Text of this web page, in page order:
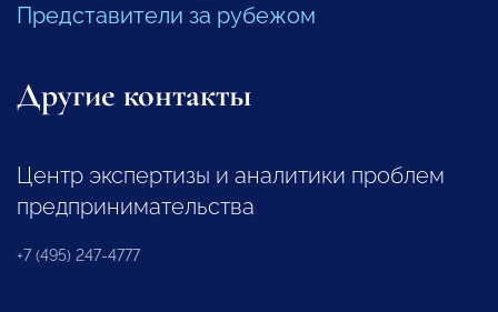
Представители за рубежом
Другие контакты
Центр экспертизы и аналитики проблем
предпринимательства
+7 (495) 247-4777